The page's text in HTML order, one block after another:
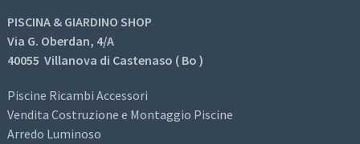
PISCINA & GIARDINO SHOP
Via G. Oberdan, 4/A
40055 Villanova di Castenaso ( Bo )
Piscine Ricambi Accessori
Vendita Costruzione e Montaggio Piscine
Arredo Luminoso